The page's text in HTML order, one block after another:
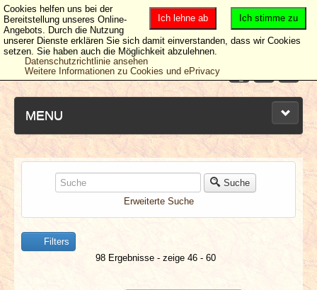
MENU
NEUESTE ARTIKEL
NEWS & DATES
BERICHTE
Suche
Erweiterte Suche
Filters
98 Ergebnisse - zeige 46 - 60
Ich stimme zu
Ich lehne ab
Cookies helfen uns bei der
Bereitstellung unseres Online-
Angebots. Durch die Nutzung
unserer Dienste erklären Sie sich damit einverstanden, dass wir Cookies
setzen. Sie haben auch die Möglichkeit abzulehnen.
Datenschutzrichtlinie ansehen
Weitere Informationen zu Cookies und ePrivacy